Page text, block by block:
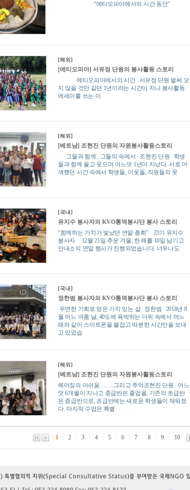
“에티오피아에서의 시간 동안”
[해외]
[에티오피아] 서유정 단원의 봉사활동 스토리
에티오피아에서의 시간 서유정 단원 벌써 오
지 않을 것만 같던 1년이라는 시간이 지나 봉사활동
에세이를 쓰는 이
[해외]
[베트남] 조현진 단원의 자원봉사활동스토리
그들과 함께 , 그들의 속에서 조현진 단원 학생
들과 함께 울고 웃으며 어느덧 1년이 지났다. 서로 어
색했던 시간 속에서 학생들, 이웃들, 직원들의 웃
[국내]
유지수 봉사자의 KVO통역봉사단 봉사 스토리
“함께하는 가치가 빛났던 연말 총회” 23기 유지수
봉사자 12월 21일 추운 겨울, 한 해를 10일 남기고
안내소의 연말 행사가 진행되었습니다. 너무나도
[국내]
정한범 봉사자의 KVO통역봉사단 봉사 스토리
우연한 기회로 얻은 가치 있는 삶 정한범 2018년 8
월 어느 여름 날, 40도에 육박하는 더위 속에서 여느
때와 같이 스마트폰을 붙잡고 따분한 시간만을 보내
고 있었습
[해외]
[베트남] 조현진 단원의 자원봉사활동스토리
헤어짐의 아쉬움……. 그리고 추억조현진 단원 어느
덧 6개월이 지나고 중급반은 졸업을, 기존의 초급반
은 중급반으로, 초급반에는 새로운 학생들이 채워졌
다. 마지막 수업은 특별
1 2 3 4 5 6 7 8 9 10